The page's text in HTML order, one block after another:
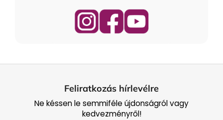
Feliratkozás hírlevélre
Ne késsen le semmiféle újdonságról vagy
kedvezményről!